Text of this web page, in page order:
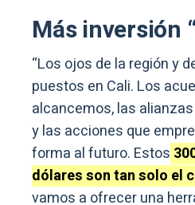
Más inversión
“Los ojos de la región y
puestos en Cali. Los
alcancemos, las
y las acciones que
forma al futuro. Estos
dólares son tan solo el
vamos a ofrecer una